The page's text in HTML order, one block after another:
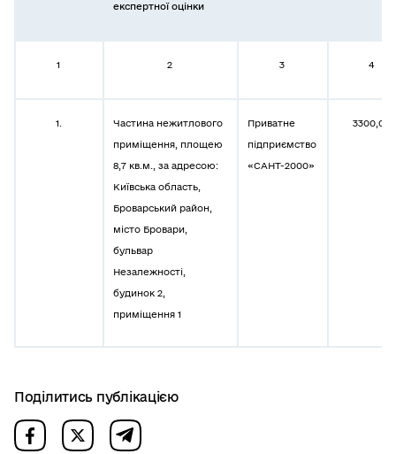
експертної оцінки
1 2 3 4
1.
Частина нежитлового
приміщення, площею
8,7 кв.м., за адресою:
Київська область,
Броварський район,
місто Бровари,
бульвар
Незалежності,
будинок 2,
приміщення 1
Приватне
підприємство
«САНТ-2000»
3300,00
Поділитись публікацією